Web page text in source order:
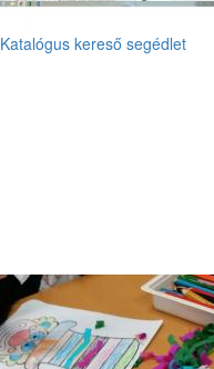
Katalógus kereső segédlet